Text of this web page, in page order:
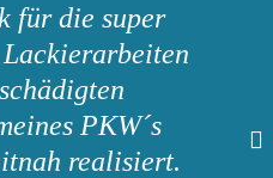
für die super
PKW´s
realisiert.